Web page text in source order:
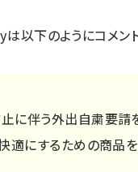
以下のようにコメント
に伴う外出自粛要請
適にするための商品